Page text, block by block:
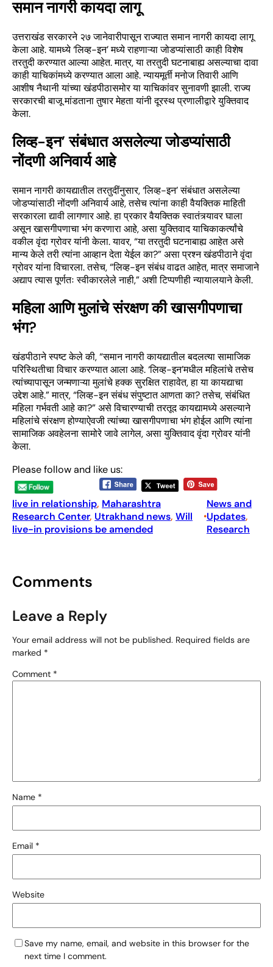
समान नागरी कायदा लागू
उत्तराखंड सरकारने २७ जानेवारीपासून राज्यात समान नागरी कायदा लागू
केला आहे. यामध्ये ‘लिव्ह-इन’ मध्ये राहणाऱ्या जोडप्यांसाठी काही विशेष
तरतुदी करण्यात आल्या आहेत. मात्र, या तरतुदी घटनाबाह्य असल्याचा दावा
काही याचिकांमध्ये करण्यात आला आहे. न्यायमूर्ती मनोज तिवारी आणि
आशीष नैथानी यांच्या खंडपीठासमोर या याचिकांवर सुनावणी झाली. राज्य
सरकारची बाजू मांडताना तुषार मेहता यांनी दूरस्थ प्रणालीद्वारे युक्तिवाद
केला.
लिव्ह-इन’ संबंधात असलेल्या जोडप्यांसाठी
नोंदणी अनिवार्य आहे
समान नागरी कायद्यातील तरतुदींनुसार, ‘लिव्ह-इन’ संबंधात असलेल्या
जोडप्यांसाठी नोंदणी अनिवार्य आहे, तसेच त्यांना काही वैयक्तिक माहिती
सरकारला द्यावी लागणार आहे. हा प्रकार वैयक्तिक स्वातंत्र्यावर घाला
असून खासगीपणाचा भंग करणारा आहे, असा युक्तिवाद याचिकाकर्त्यांचे
वकील वृंदा ग्रोवर यांनी केला. यावर, “या तरतुदी घटनाबाह्य आहेत असे
मान्य केले तरी त्यांना आव्हान देता येईल का?” असा प्रश्न खंडपीठाने वृंदा
ग्रोवर यांना विचारला. तसेच, “लिव्ह-इन संबंध वाढत आहेत, मात्र समाजाने
अद्याप त्यास पूर्णतः स्वीकारलेले नाही,” अशी टिप्पणीही न्यायालयाने केली.
महिला आणि मुलांचे संरक्षण की खासगीपणाचा
भंग?
खंडपीठाने स्पष्ट केले की, “समान नागरी कायद्यातील बदलत्या सामाजिक
परिस्थितीचा विचार करण्यात आला आहे. ‘लिव्ह-इन’मधील महिलांचे तसेच
त्यांच्यापासून जन्मणाऱ्या मुलांचे हक्क सुरक्षित राहावेत, हा या कायद्याचा
उद्देश आहे.” मात्र, “लिव्ह-इन संबंध संपुष्टात आणता का? तसेच, संबंधित
महिला गर्भवती आहे का?” असे विचारण्याची तरतूद कायद्यामध्ये असल्याने
महिलांचे संरक्षण होण्याऐवजी त्यांच्या खासगीपणाचा भंग होईल आणि त्यांना
सामाजिक अवहेलना सामोरे जावे लागेल, असा युक्तिवाद वृंदा ग्रोवर यांनी
केला.
Please follow and like us:
live in relationship, Maharashtra
Research Center, Utrakhand news, Will
live-in provisions be amended
•
News and
Updates
Research
Comments
Leave a Reply
Your email address will not be published. Required fields are
marked *
Comment *
Name *
Email *
Website
Save my name, email, and website in this browser for the
next time I comment.